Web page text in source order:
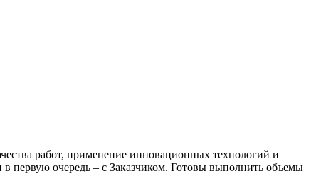
работ, применение инновационных технологий и
первую очередь – с Заказчиком. Готовы выполнить объемы